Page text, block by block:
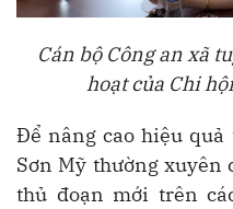
Cán bộ Công an xã
hoạt của Chi
Để nâng cao hiệu
Sơn Mỹ thường xuyên
thủ đoạn mới trên